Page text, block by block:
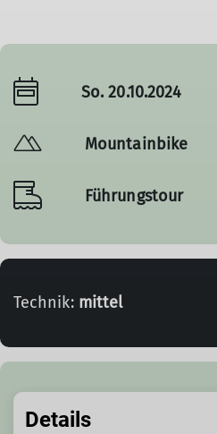
So. 20.10.2024
Mountainbike
Führungstour
Technik: mittel
Details